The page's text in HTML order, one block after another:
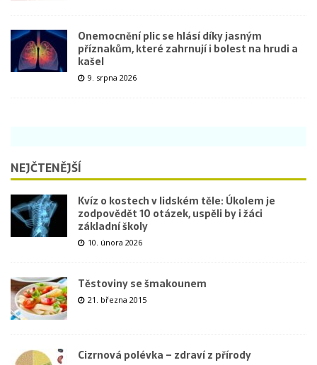
Onemocnění plic se hlásí díky jasným
příznakům, které zahrnují i bolest na hrudi a
kašel
9. srpna 2026
NEJČTENĚJŠÍ
Kvíz o kostech v lidském těle: Úkolem je
zodpovědět 10 otázek, uspěli by i žáci
základní školy
10. února 2026
Těstoviny se šmakounem
21. března 2015
Cizrnová polévka – zdraví z přírody